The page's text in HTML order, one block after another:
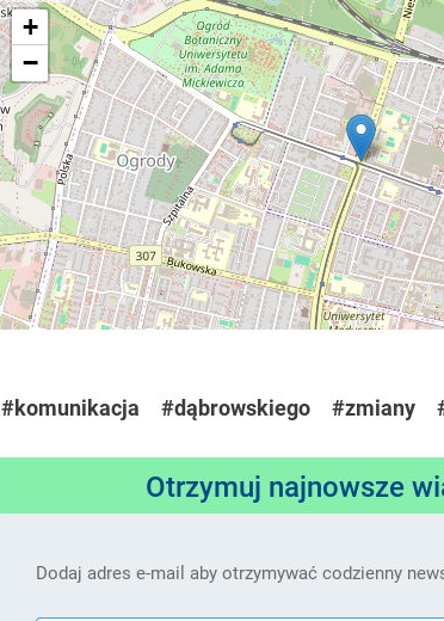
+
−
#komunikacja #dąbrowskiego #zmiany
Otrzymuj najnowsze
Dodaj adres e-mail aby otrzymywać codzienny